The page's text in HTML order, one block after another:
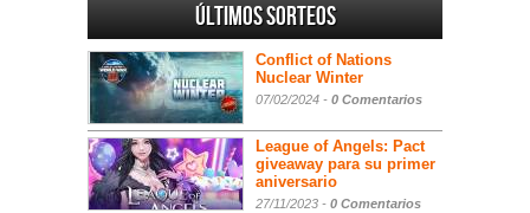
Últimos sorteos
Conflict of Nations
Nuclear Winter
07/02/2024 - 0 Comentarios
League of Angels: Pact
giveaway para su primer
aniversario
27/11/2023 - 0 Comentarios